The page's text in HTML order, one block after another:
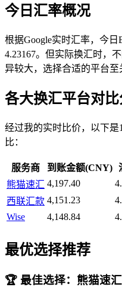
今日汇率概况
根据Google实时汇率，今
4.23167。但实际换汇时，
异较大，选择合适的平台至
各大换汇平台对
经过我的实时比价，以下
比：
服务商 到账金额(CNY)
熊猫速汇 4,197.40
西联汇款 4,151.23
Wise
4,148.84
最优选择推荐
🏆 最佳选择：熊猫速汇